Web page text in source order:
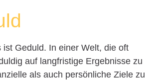
Geduld. In einer Welt, die oft
auf langfristige Ergebnisse zu
als auch persönliche Ziele zu